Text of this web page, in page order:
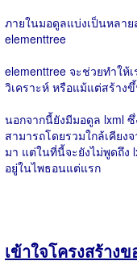
ภายในมอดูลแบ่งเป็นหลา
elementtree
elementtree จะช่วยทำให้
วิเคราะห์ หรือแม้แต่สร้าง
นอกจากนี้ยังมีมอดูล lxml ซึ่
สามารถโดยรวมใกล้เคียง
มา แต่ในที่นี้จะยังไม่พูดถึง
อยู่ในไพธอนแต่แรก
เข้าใจโครงสร้าง